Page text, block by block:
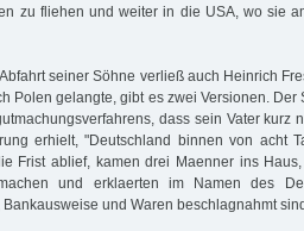
zu fliehen und weiter in die USA, wo sie
seiner Söhne verließ auch Heinrich
Polen gelangte, gibt es zwei Versionen. Der
dass sein Vater kurz
erhielt, "Deutschland binnen von acht
Frist ablief, kamen drei Maenner ins
und erklaerten im Namen des
und Waren beschlagnahmt